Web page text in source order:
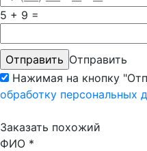
5 + 9 =
Отправить
Нажимая на кнопку
обработку персональных
Заказать похожий
ФИО *